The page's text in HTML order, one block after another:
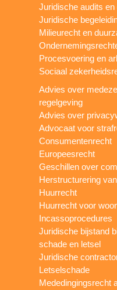
Juridische audits en
Juridische
Milieurecht en
Procesvoering en
Sociaal
Advies over
regelgeving
Advies over
Advocaat voor
Consumentenrecht
Europeesrecht
Geschillen over
Herstructurering
Huurrecht
Huurrecht voor
Incassoprocedures
Juridische bijstand
schade en letsel
Juridische
Letselschade
Mededingingsrecht